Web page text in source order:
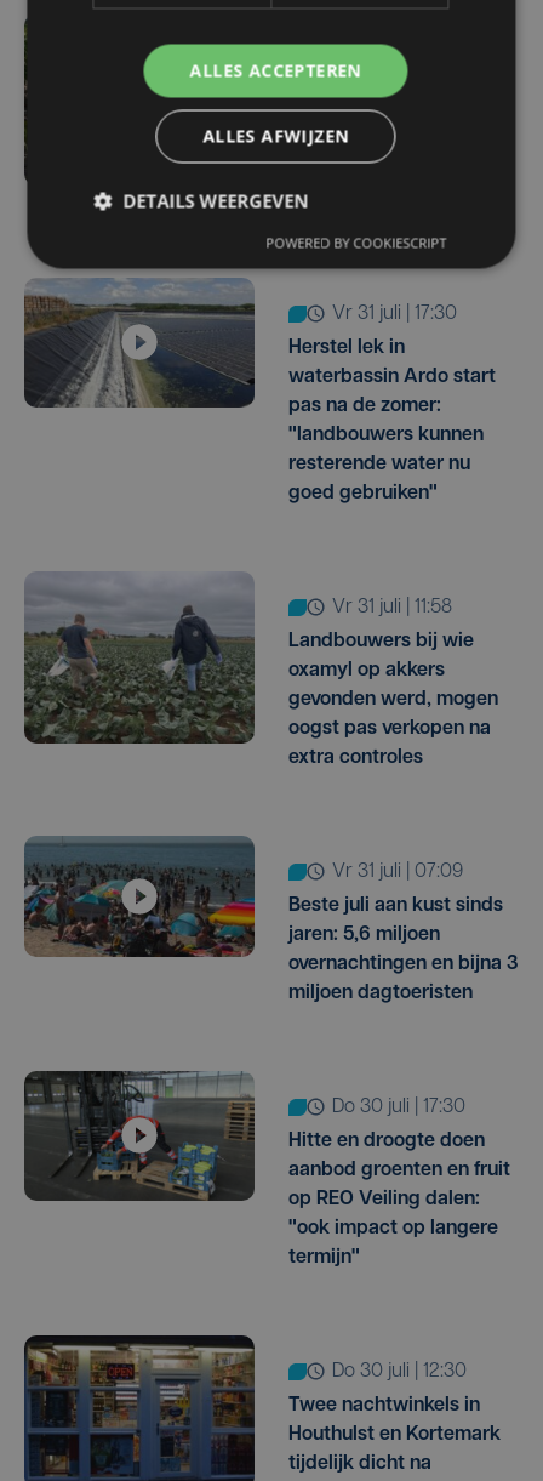
ma 3 augustus | 17:15
Droogte treft
aardappelteelt: "Op
sommige percelen
van de opbrengst"
vr 31 juli | 17:30
Herstel lek in
waterbassin Ardo start
pas na de zomer:
"landbouwers kunnen
resterende water nu
goed gebruiken"
vr 31 juli | 11:58
Landbouwers bij wie
oxamyl op akkers
gevonden werd, mogen
oogst pas verkopen na
extra controles
vr 31 juli | 07:09
Beste juli aan kust sinds
jaren: 5,6 miljoen
overnachtingen en bijna 3
miljoen dagtoeristen
do 30 juli | 17:30
Hitte en droogte doen
aanbod groenten en fruit
op REO Veiling dalen:
"ook impact op langere
termijn"
do 30 juli | 12:30
Twee nachtwinkels in
Houthulst en Kortemark
tijdelijk dicht na
ALLES ACCEPTEREN
ALLES AFWIJZEN
DETAILS WEERGEVEN
POWERED BY COOKIESCRIPT